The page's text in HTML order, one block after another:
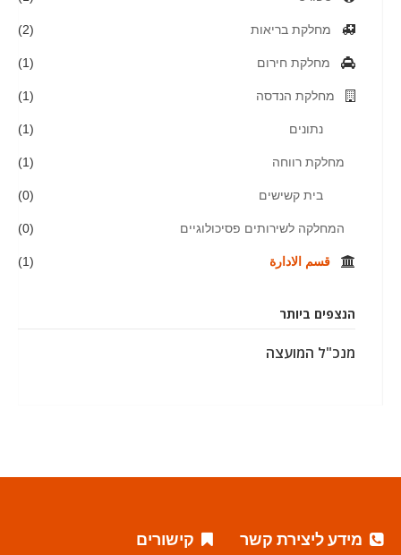
מחלקת בריאות (2)
מחלקת חירום (1)
מחלקת הנדסה (1)
נתונים (1)
מחלקת רווחה (1)
בית קשישים (0)
המחלקה לשירותים פסיכולוגיים (0)
قسم الادارة (1)
הנצפים ביותר
מנכ"ל המועצה
מידע ליצירת קשר קישורים